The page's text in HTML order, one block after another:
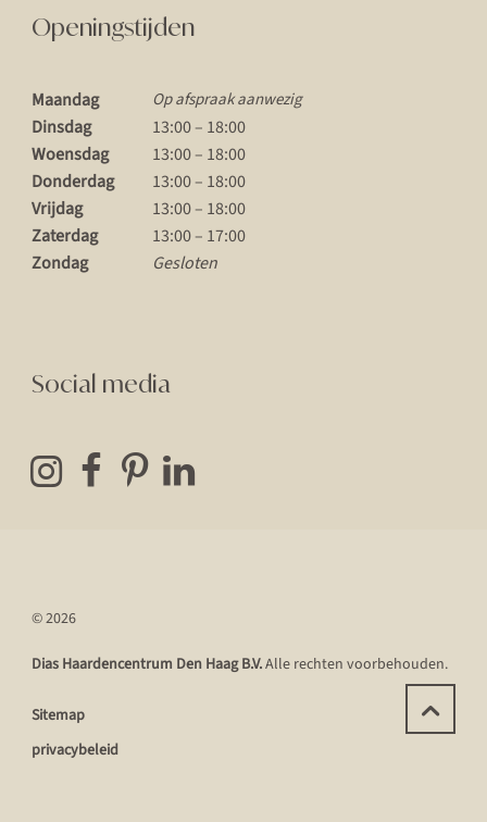
Openingstijden
Maandag Op afspraak aanwezig
Dinsdag
13:00 – 18:00
Woensdag
13:00 – 18:00
Donderdag
13:00 – 18:00
Vrijdag
13:00 – 18:00
Zaterdag
13:00 – 17:00
Zondag
Gesloten
Social media
© 2026
Dias Haardencentrum Den Haag B.V.Alle rechten voorbehouden.
Sitemap
privacybeleid